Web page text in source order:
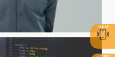
Appel
Contact